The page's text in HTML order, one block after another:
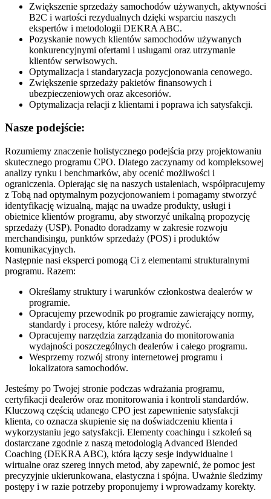
Zwiększenie sprzedaży samochodów używanych, aktywności
B2C i wartości rezydualnych dzięki wsparciu naszych
ekspertów i metodologii DEKRA ABC.
Pozyskanie nowych klientów samochodów używanych
konkurencyjnymi ofertami i usługami oraz utrzymanie
klientów serwisowych.
Optymalizacja i standaryzacja pozycjonowania cenowego.
Zwiększenie sprzedaży pakietów finansowych i
ubezpieczeniowych oraz akcesoriów.
Optymalizacja relacji z klientami i poprawa ich satysfakcji.
Nasze podejście:
Rozumiemy znaczenie holistycznego podejścia przy projektowaniu
skutecznego programu CPO. Dlatego zaczynamy od kompleksowej
analizy rynku i benchmarków, aby ocenić możliwości i
ograniczenia. Opierając się na naszych ustaleniach, współpracujemy
z Tobą nad optymalnym pozycjonowaniem i pomagamy stworzyć
identyfikację wizualną, mając na uwadze produkty, usługi i
obietnice klientów programu, aby stworzyć unikalną propozycję
sprzedaży (USP). Ponadto doradzamy w zakresie rozwoju
merchandisingu, punktów sprzedaży (POS) i produktów
komunikacyjnych.
Następnie nasi eksperci pomogą Ci z elementami strukturalnymi
programu. Razem:
Określamy struktury i warunków członkostwa dealerów w
programie.
Opracujemy przewodnik po programie zawierający normy,
standardy i procesy, które należy wdrożyć.
Opracujemy narzędzia zarządzania do monitorowania
wydajności poszczególnych dealerów i całego programu.
Wesprzemy rozwój strony internetowej programu i
lokalizatora samochodów.
Jesteśmy po Twojej stronie podczas wdrażania programu,
certyfikacji dealerów oraz monitorowania i kontroli standardów.
Kluczową częścią udanego CPO jest zapewnienie satysfakcji
klienta, co oznacza skupienie się na doświadczeniu klienta i
wykorzystaniu jego satysfakcji. Elementy coachingu i szkoleń są
dostarczane zgodnie z naszą metodologią Advanced Blended
Coaching (DEKRA ABC), która łączy sesje indywidualne i
wirtualne oraz szereg innych metod, aby zapewnić, że pomoc jest
precyzyjnie ukierunkowana, elastyczna i spójna. Uważnie śledzimy
postępy i w razie potrzeby proponujemy i wprowadzamy korekty.